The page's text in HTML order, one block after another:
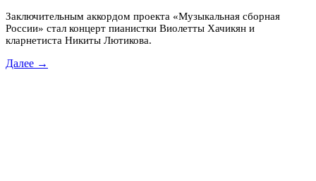
Заключительным аккордом проекта «Музыкальная сборная
России» стал концерт пианистки Виолетты Хачикян и
кларнетиста Никиты Лютикова.
Далее →